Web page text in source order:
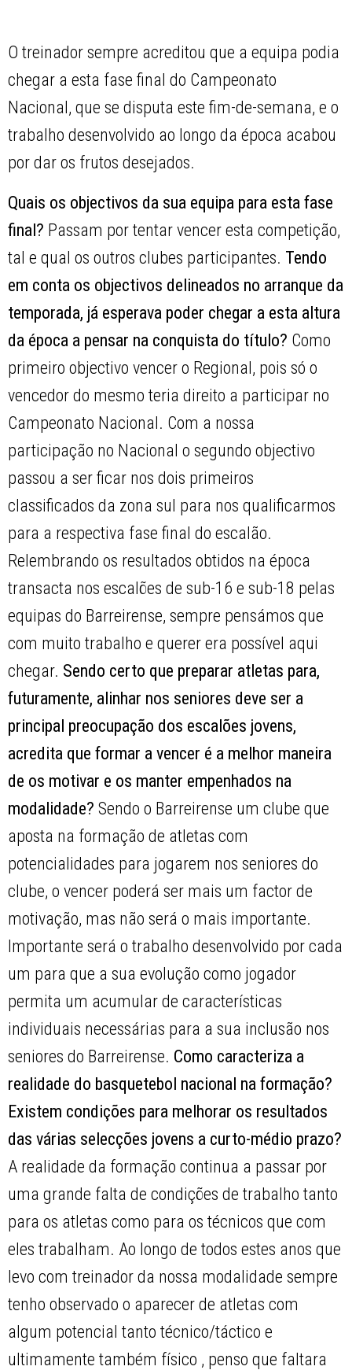
O treinador sempre acreditou que a equipa podia
chegar a esta fase final do Campeonato
Nacional, que se disputa este fim-de-semana, e o
trabalho desenvolvido ao longo da época acabou
por dar os frutos desejados.
Quais os objectivos da sua equipa para esta fase
final? Passam por tentar vencer esta competição,
tal e qual os outros clubes participantes. Tendo
em conta os objectivos delineados no arranque da
temporada, já esperava poder chegar a esta altura
da época a pensar na conquista do título? Como
primeiro objectivo vencer o Regional, pois só o
vencedor do mesmo teria direito a participar no
Campeonato Nacional. Com a nossa
participação no Nacional o segundo objectivo
passou a ser ficar nos dois primeiros
classificados da zona sul para nos qualificarmos
para a respectiva fase final do escalão.
Relembrando os resultados obtidos na época
transacta nos escalões de sub-16 e sub-18 pelas
equipas do Barreirense, sempre pensámos que
com muito trabalho e querer era possível aqui
chegar. Sendo certo que preparar atletas para,
futuramente, alinhar nos seniores deve ser a
principal preocupação dos escalões jovens,
acredita que formar a vencer é a melhor maneira
de os motivar e os manter empenhados na
modalidade? Sendo o Barreirense um clube que
aposta na formação de atletas com
potencialidades para jogarem nos seniores do
clube, o vencer poderá ser mais um factor de
motivação, mas não será o mais importante.
Importante será o trabalho desenvolvido por cada
um para que a sua evolução como jogador
permita um acumular de características
individuais necessárias para a sua inclusão nos
seniores do Barreirense. Como caracteriza a
realidade do basquetebol nacional na formação?
Existem condições para melhorar os resultados
das várias selecções jovens a curto-médio prazo?
A realidade da formação continua a passar por
uma grande falta de condições de trabalho tanto
para os atletas como para os técnicos que com
eles trabalham. Ao longo de todos estes anos que
levo com treinador da nossa modalidade sempre
tenho observado o aparecer de atletas com
algum potencial tanto técnico/táctico e
ultimamente também físico , penso que faltara